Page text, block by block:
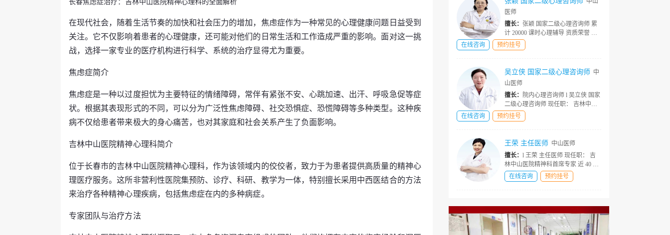
在现代社会，随着生活节奏的加快和社会压力的增加，焦虑症作为一种常见的心理健康问题日益受到
关注。它不仅影响着患者的心理健康，还可能对他们的日常生活和工作造成严重的影响。面对这一挑
战，选择一家专业的医疗机构进行科学、系统的治疗显得尤为重要。
焦虑症简介
焦虑症是一种以过度担忧为主要特征的情绪障碍，常伴有紧张不安、心跳加速、出汗、呼吸急促等症
状。根据其表现形式的不同，可以分为广泛性焦虑障碍、社交恐惧症、恐慌障碍等多种类型。这种疾
病不仅给患者带来极大的身心痛苦，也对其家庭和社会关系产生了负面影响。
吉林中山医院精神心理科简介
位于长春市的吉林中山医院精神心理科，作为该领域内的佼佼者，致力于为患者提供高质量的精神心
理医疗服务。这所非营利性医院集预防、诊疗、科研、教学为一体，特别擅长采用中西医结合的方法
来治疗各种精神心理疾病，包括焦虑症在内的多种病症。
专家团队与治疗方法
医师
擅长： 张颖 国家二级心理咨询师 累
计 20000 课时心理辅导 资质荣誉 ★
高级心理咨询专家 ★中国心理咨询
师协会会员 ★中国科学院心理研究
导师 简介详情 擅长对青少年...
在线咨询 预约挂号
吴立侠 国家二级心理咨询师 中
山医师
擅长：
院内心理咨询师 l 吴立侠 国家
二级心理咨询师 现任职： 吉林中山
医院资深心理咨询师、分析师 2 万 +
个案咨询时长 资质荣誉 ★儿童 青少
疗愈专家 ★ 特殊孩子...
在线咨询 预约挂号
王荣 主任医师 中山医师
擅长： l 王荣 主任医师 现任职： 吉
林中山医院精神科首席专家 近 40 年
资深精神心理临床诊疗经验 社会荣
誉 ★中国医师协会精神科医师分会
在线咨询 预约挂号